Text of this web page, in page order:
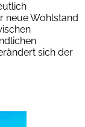
neue Wohlstand
sich der